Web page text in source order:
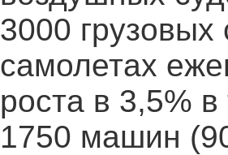
3000
самолетах
роста в 3,5% в
1750 машин